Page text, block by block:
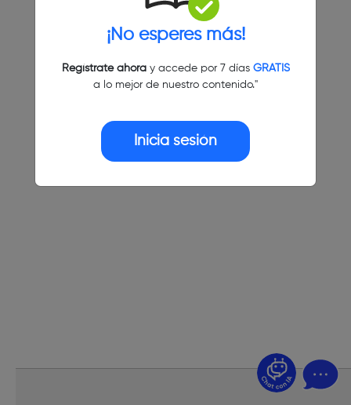
¡No esperes más!
Regístrate ahoray accede por 7 días GRATIS
a lo mejor de nuestro contenido."
Inicia sesión